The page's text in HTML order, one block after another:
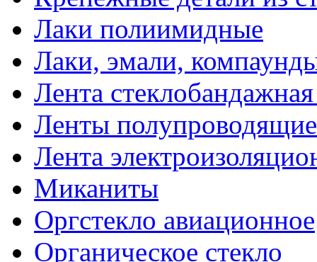
Лаки полиимидные
Лаки, эмали,
Лента
Ленты
Лента
Миканиты
Оргстекло авиационное
Органическое стекло